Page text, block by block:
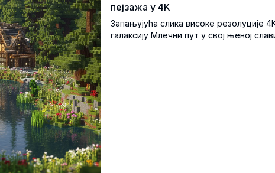
пејзажа у 4K
Запањујућа слика високе резолуције
галаксију Млечни пут у свој њеној